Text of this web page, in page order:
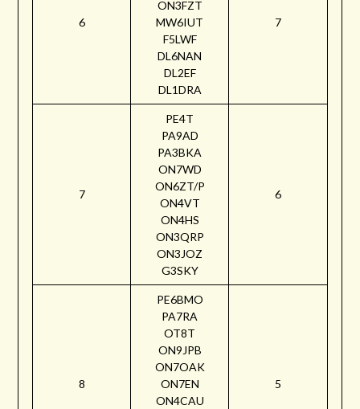
6
ON3FZT
MW6IUT
F5LWF
DL6NAN
DL2EF
DL1DRA
7
7
PE4T
PA9AD
PA3BKA
ON7WD
ON6ZT/P
ON4VT
ON4HS
ON3QRP
ON3JOZ
G3SKY
6
8
PE6BMO
PA7RA
OT8T
ON9JPB
ON7OAK
ON7EN
ON4CAU
5